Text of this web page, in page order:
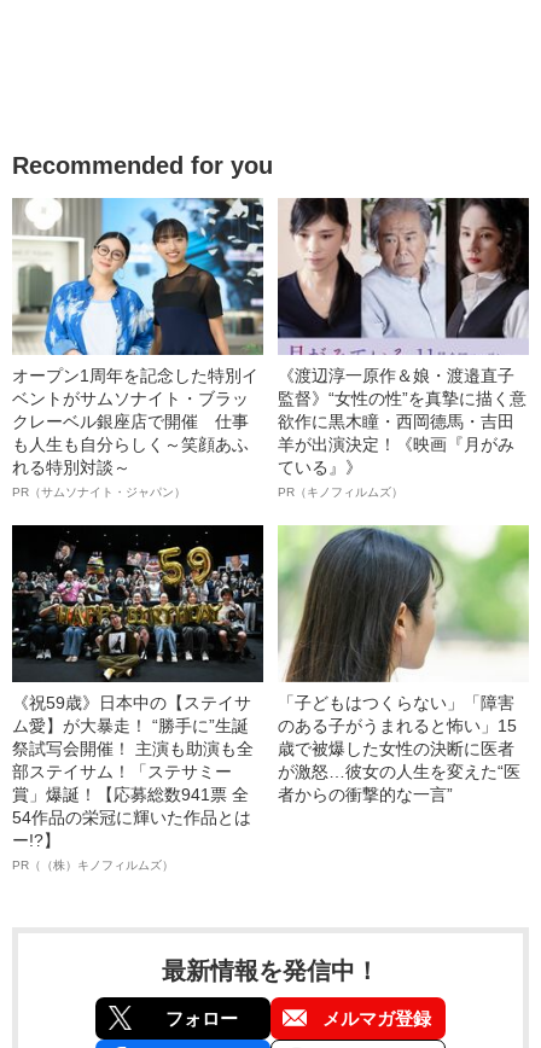
Recommended for you
オープン1周年を記念した特別イ
ベントがサムソナイト・ブラッ
クレーベル銀座店で開催 仕事
も人生も自分らしく～笑顔あふ
れる特別対談～
PR（サムソナイト・ジャパン）
《渡辺淳一原作＆娘・渡邉直子
監督》“女性の性”を真摯に描く意
欲作に黒木瞳・西岡德馬・吉田
羊が出演決定！《映画『月がみ
ている』》
PR（キノフィルムズ）
《祝59歳》日本中の【ステイサ
ム愛】が大暴走！ “勝手に”生誕
祭試写会開催！ 主演も助演も全
部ステイサム！「ステサミー
賞」爆誕！【応募総数941票 全
54作品の栄冠に輝いた作品とは
ー!?】
PR（（株）キノフィルムズ）
「子どもはつくらない」「障害
のある子がうまれると怖い」15
歳で被爆した女性の決断に医者
が激怒…彼女の人生を変えた“医
者からの衝撃的な一言”
最新情報を発信中！
フォロー メルマガ登録